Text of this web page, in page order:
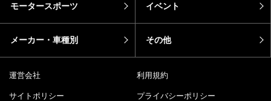
モータースポーツ イベント
メーカー・車種別 その他
運営会社 利用規約
サイトポリシー プライバシーポリシー